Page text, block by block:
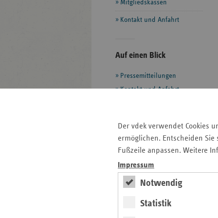
Der vdek verwendet Cookies
ermöglichen. Entscheiden
Fußzeile anpassen. Weitere
Impressum
Notwendig
Statistik
Mitgliedskassen
Kontakt und Anfahrt
Seitenleiste
weiteren
Informationen
Auf einen Blick
Pressemitteilungen
Kontakt und Anfahrt
Qualität im
Krankenhaus
Interaktiv